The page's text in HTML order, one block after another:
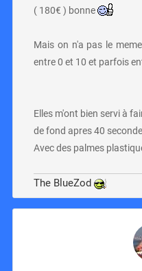
( 180€ ) bonne
Mais on n'a pas le
entre 0 et 10 et parfois
Elles m'ont bien servi à
de fond apres 40
Avec des palmes
The BlueZod